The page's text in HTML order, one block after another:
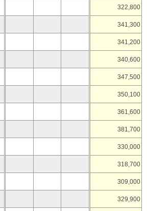
322,800
341,300
341,200
340,600
347,500
350,100
361,600
381,700
330,000
318,700
309,000
329,900